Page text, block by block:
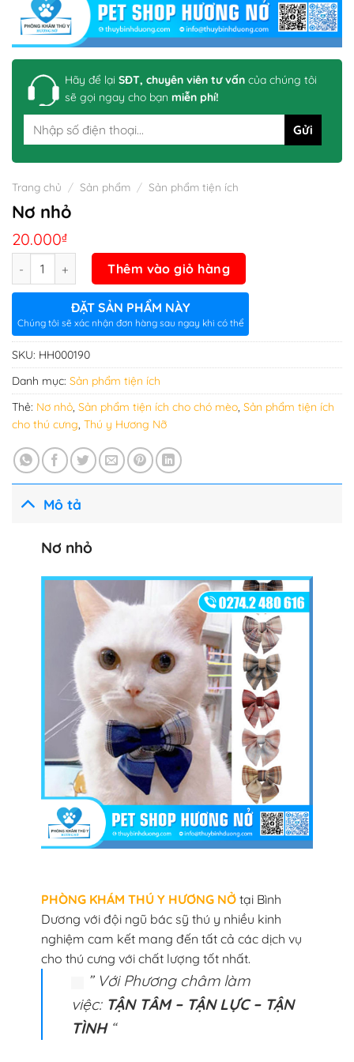
Hãy để lại SĐT, chuyên viên tư vấn của chúng tôi
sẽ gọi ngay cho bạn miễn phí!
Trang chủ / Sản phẩm / Sản phẩm tiện ích
Nơ nhỏ
20.000₫
Thêm vào giỏ hàng
ĐẶT SẢN PHẨM NÀY
Chúng tôi sẽ xác nhận đơn hàng sau ngay khi có thể
SKU: HH000190
Danh mục: Sản phẩm tiện ích
Thẻ: Nơ nhỏ, Sản phẩm tiện ích cho chó mèo, Sản phẩm tiện ích
cho thú cưng, Thú y Hương Nỡ
Mô tả
Nơ nhỏ
PHÒNG KHÁM THÚ Y HƯƠNG NỞtại Bình
Dương với đội ngũ bác sỹ thú y nhiều kinh
nghiệm cam kết mang đến tất cả các dịch vụ
cho thú cưng với chất lượng tốt nhất.
” Với Phương châm làm
việc: TẬN TÂM – TẬN LỰC – TẬN
TÌNH“